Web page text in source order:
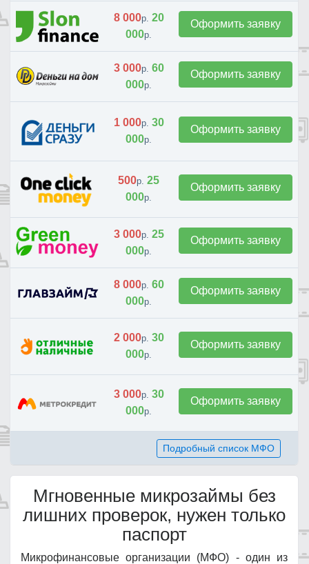
8 000р. 20
000р.
Оформить заявку
3 000р. 60
000р.
Оформить заявку
1 000р. 30
000р.
Оформить заявку
500р. 25
000р.
Оформить заявку
3 000р. 25
000р.
Оформить заявку
8 000р. 60
000р.
Оформить заявку
2 000р. 30
000р.
Оформить заявку
3 000р. 30
000р.
Оформить заявку
Подробный список МФО
Мгновенные микрозаймы без
лишних проверок, нужен только
паспорт
Микрофинансовые организации (МФО) - один из